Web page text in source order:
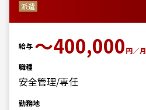
派遣
給与 〜400,000円／月
職種
安全管理/専任
勤務地